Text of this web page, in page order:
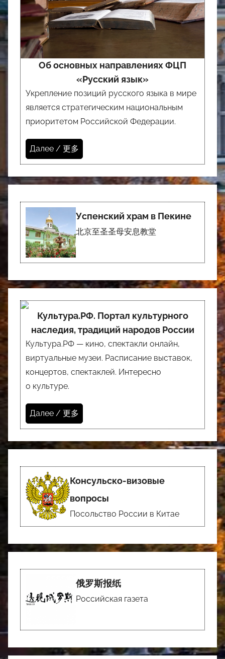
Об основных направлениях ФЦП
«Русский язык»
Укрепление позиций русского языка в мире
является стратегическим национальным
приоритетом Российской Федерации.
Далее / 更多
Успенский храм в Пекине
北京至圣圣母安息教堂
Культура.РФ. Портал культурного
наследия, традиций народов России
Культура.РФ — кино, спектакли онлайн,
виртуальные музеи. Расписание выставок,
концертов, спектаклей. Интересно
о культуре.
Далее / 更多
Консульско-визовые
вопросы
Посольство России в Китае
俄罗斯报纸
Российская газета